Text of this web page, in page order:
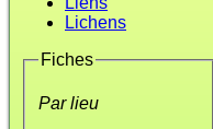
Lichens
Fiches
Par lieu